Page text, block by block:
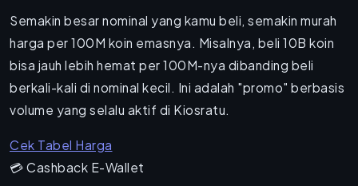
Semakin besar nominal yang kamu beli, semakin murah
harga per 100M koin emasnya. Misalnya, beli 10B koin
bisa jauh lebih hemat per 100M-nya dibanding beli
berkali-kali di nominal kecil. Ini adalah "promo" berbasis
volume yang selalu aktif di Kiosratu.
Cek Tabel Harga
💳 Cashback E-Wallet